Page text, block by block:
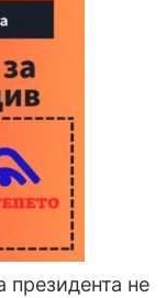
президента не